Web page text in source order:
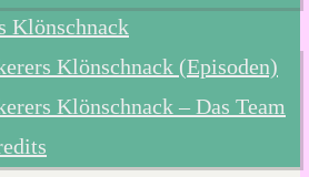
Klönschnack
Klönschnack (Episoden)
Klönschnack – Das Team